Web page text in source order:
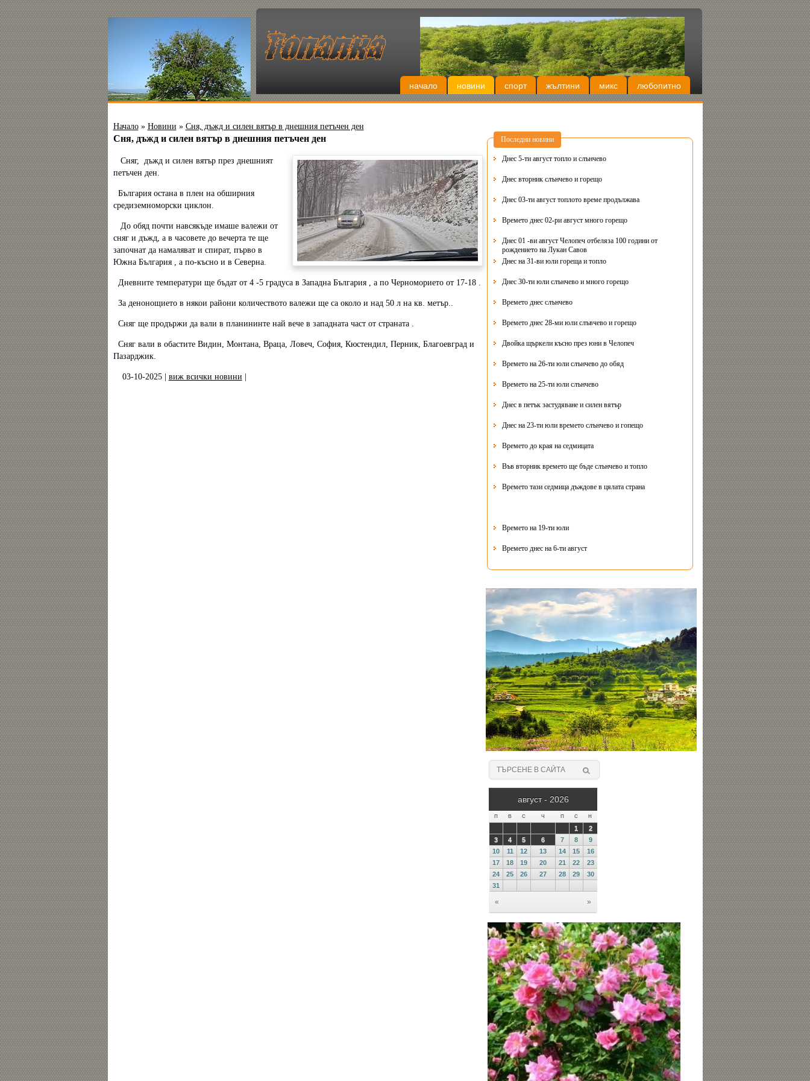
начало новини спорт жълтини микс любопитно
Начало» Новини » Сня, дъжд и силен вятър в днешния петъчен ден
Сня, дъжд и силен вятър в днешния петъчен ден
Сняг, дъжд и силен вятър през днешният
петъчен ден.
България остана в плен на обширния
средиземноморски циклон.
До обяд почти навсякъде имаше валежи от
сняг и дъжд, а в часовете до вечерта те ще
започнат да намаляват и спират, първо в
Южна България , а по-късно и в Северна.
Дневните температури ще бъдат от 4 -5 градуса в Западна България , а по Черноморието от 17-18 .
За денонощието в някои райони количеството валежи ще са около и над 50 л на кв. метър..
Сняг ще продържи да вали в планининте най вече в западната част от страната .
Сняг вали в обастите Видин, Монтана, Враца, Ловеч, София, Кюстендил, Перник, Благоевград и
Пазарджик.
03-10-2025 | виж всички новини
Последни новини
Днес 5-ти август топло и слънчево
Днес вторник слънчево и горещо
Днес 03-ти август топлото време продължава
Времето днес 02-ри август много горещо
Днес 01 -ви август Челопеч отбеляза 100 години от
рождението на Лукан Савов
Днес на 31-ви юли гореща и топло
Днес 30-ти юли слънчево и много горещо
Времето днес слънчево
Времето днес 28-ми юли слъвчево и горещо
Двойка щъркели късно през юни в Челопеч
Времето на 26-ти юли слънчево до обяд
Времето на 25-ти юли слънчево
Днес в петък застудяване и силен вятър
Днес на 23-ти юли времето слънчево и гопещо
Времето до края на седмицата
Във вторник времето ще бъде слънчево и топло
Времето тази седмица дъждове в цялата страна
Времето на 19-ти юли
Времето днес на 6-ти август